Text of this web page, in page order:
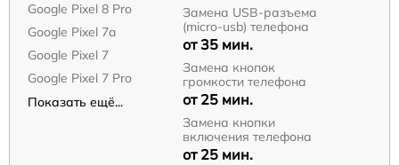
Google Pixel 8 Pro
Google Pixel 7a
Google Pixel 7
Google Pixel 7 Pro
Показать ещё...
Замена USB-разъема
(micro-usb) телефона
от 35 мин.
Замена кнопок
громкости телефона
от 25 мин.
Замена кнопки
включения телефона
от 25 мин.